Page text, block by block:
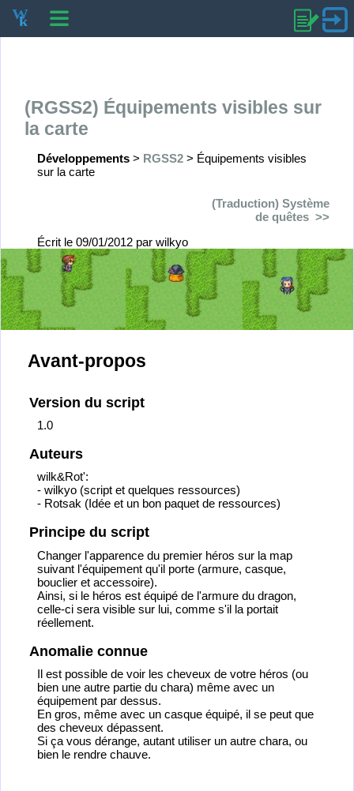
(RGSS2) Équipements visibles sur
la carte
Développements> RGSS2> Équipements visibles
sur la carte
(Traduction) Système
de quêtes
Écrit le 09/01/2012 par wilkyo
Avant-propos
Version du script
1.0
Auteurs
wilk&Rot':
- wilkyo (script et quelques ressources)
- Rotsak (Idée et un bon paquet de ressources)
Principe du script
Changer l'apparence du premier héros sur la map
suivant l'équipement qu'il porte (armure, casque,
bouclier et accessoire).
Ainsi, si le héros est équipé de l'armure du dragon,
celle-ci sera visible sur lui, comme s'il la portait
réellement.
Anomalie connue
Il est possible de voir les cheveux de votre héros (ou
bien une autre partie du chara) même avec un
équipement par dessus.
En gros, même avec un casque équipé, il se peut que
des cheveux dépassent.
Si ça vous dérange, autant utiliser un autre chara, ou
bien le rendre chauve.